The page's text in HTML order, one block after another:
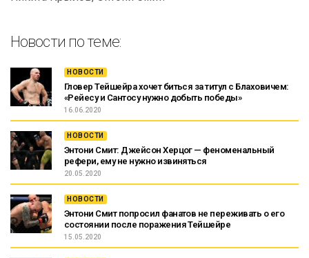
Новости по теме:
НОВОСТИ
Гловер Тейшейра хочет биться за титул с Блаховичем:
«Рейесу и Сантосу нужно добыть победы»
16.06.2020
НОВОСТИ
Энтони Смит: Джейсон Херцог — феноменальный
рефери, ему не нужно извиняться
20.05.2020
НОВОСТИ
Энтони Смит попросил фанатов не переживать о его
состоянии после поражения Тейшейре
15.05.2020